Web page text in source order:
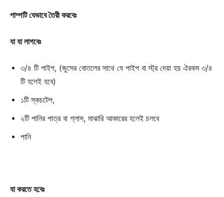
পাম্পটি যেভাবে তৈরী করবেঃ
যা যা লাগবেঃ
৩/৪ টি পাইপ, (জুসের বোতলের সাথে যে পাইপ বা স্ট্র দেয়া হয় ঐরকম ৩/৪
টি হলেই হবে)
১টি স্কচটেপ,
২টি পানির পাত্র বা গ্লাস, মাঝারি আকারের হলেই চলবে
পানি
যা করতে হবেঃ